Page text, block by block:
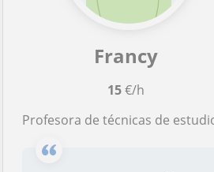
Francy
15€/h
Profesora de técnicas de estudio con 15 años de